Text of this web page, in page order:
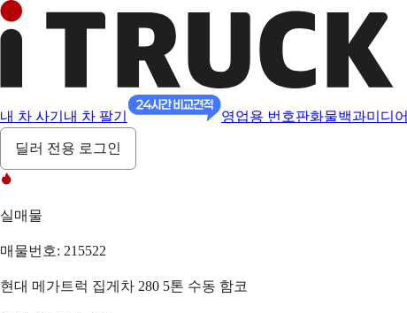
내 차 사기 내 차 팔기 영업용 번호판화물백과미디어
딜러 전용 로그인
실매물
매물번호: 215522
현대 메가트럭 집게차 280 5톤 수동 함코